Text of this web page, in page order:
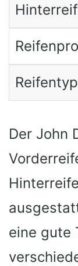
Reifentyp
Der John
eine gute